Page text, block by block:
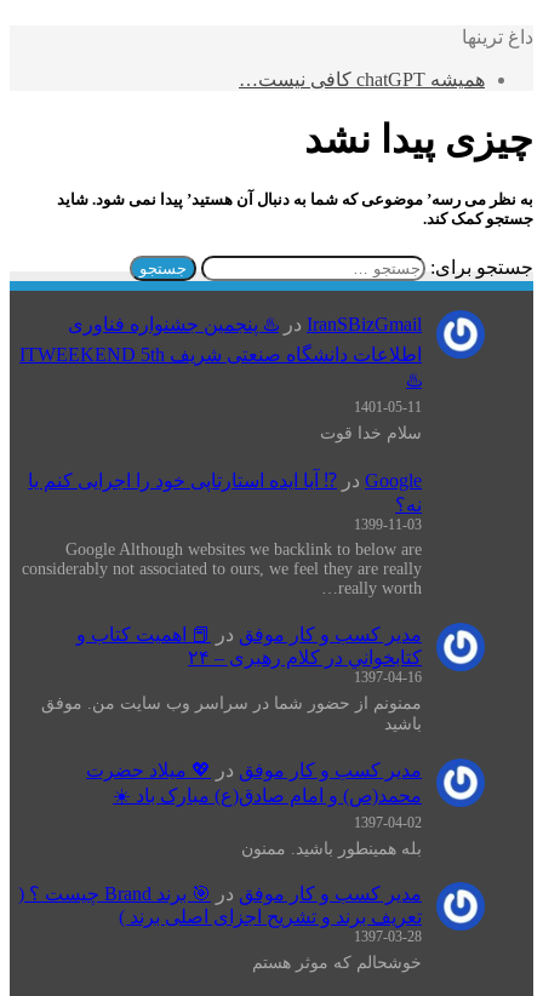
داغ ترینها
همیشه chatGPT کافی نیست…
چیزی پیدا نشد
به نظر می رسه’ موضوعی که شما به دنبال آن هستید’ پیدا نمی شود. شاید
جستجو کمک کند.
جستجو برای:
IranSBizGmail در ♨️ پنجمین جشنواره فناوری
اطلاعات دانشگاه صنعتی شریف ITWEEKEND 5th
♨️
1401-05-11
سلام خدا قوت
Google در ⁉️ آیا ایده استارتاپی خود را اجرایی کنم یا
نه؟
1399-11-03
Google Although websites we backlink to below are
considerably not associated to ours, we feel they are really
really worth…
مدیر کسب و کار موفق در
📕 اهميت كتاب و
كتابخواني در كلام رهبری – ۲۴
1397-04-16
ممنونم از حضور شما در سراسر وب سایت من. موفق
باشید
مدیر کسب و کار موفق در
💖 میلاد حضرت
محمد(ص) و امام صادق(ع) مبارک باد ☀️
1397-04-02
بله همینطور باشید. ممنون
مدیر کسب و کار موفق در
🎯 برند Brand چیست ؟ (
تعریف برند و تشریح اجزای اصلی برند )
1397-03-28
خوشحالم که موثر هستم